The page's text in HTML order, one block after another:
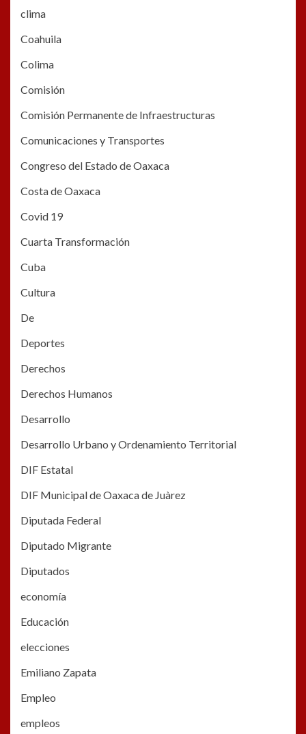
clima
Coahuila
Colima
Comisión
Comisión Permanente de Infraestructuras
Comunicaciones y Transportes
Congreso del Estado de Oaxaca
Costa de Oaxaca
Covid 19
Cuarta Transformación
Cuba
Cultura
De
Deportes
Derechos
Derechos Humanos
Desarrollo
Desarrollo Urbano y Ordenamiento Territorial
DIF Estatal
DIF Municipal de Oaxaca de Juàrez
Diputada Federal
Diputado Migrante
Diputados
economía
Educación
elecciones
Emiliano Zapata
Empleo
empleos